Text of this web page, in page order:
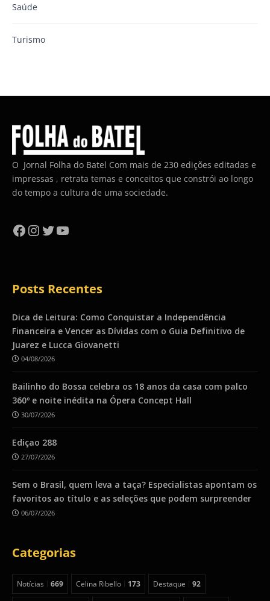
Saúde
Turismo
O Jornal Folha do Batel Com mais de 230 edições editadas e
impressas , retrata temas e conceitos que constrói ao longo
do tempo a cultura de uma sociedade.
Facebook
Instagram
Twitter
YouTube
Posts Recentes
Dica de Leitura: Como Conquistar a Independência
Financeira e Vencer as Dívidas com o Guia Definitivo de
Juarez e Lucca Giovanetti
04/08/2026
Bailinho do Bossa celebra os 18 anos da casa com palco
360º e noite inédita na Ópera Concept Hall
30/07/2026
Ediçao 288
27/07/2026
Sem o Brasil, quem leva a taça? Especialistas apontam os
favoritos ao título e as seleções que podem surpreender
06/07/2026
Categorias
Notícias 669 Celina Ribello 173 Destaque 92